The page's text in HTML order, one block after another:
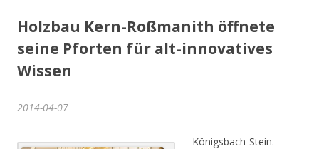
Holzbau Kern-Roßmanith öffnete
seine Pforten für alt-innovatives
Wissen
2014-04-07
Königsbach-Stein.